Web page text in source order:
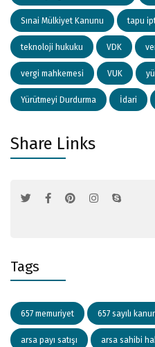
Sınai Mülkiyet Kanunu tapu
teknoloji hukuku VDK
vergi mahkemesi VUK
Yürütmeyi Durdurma İdari
Share Links
Tags
657 memuriyet 657 sayılı
arsa payı satışı arsa sahibi